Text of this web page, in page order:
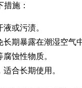
施：
或污渍。
期暴露在潮湿空气中
蚀性物质。
合长期使用。